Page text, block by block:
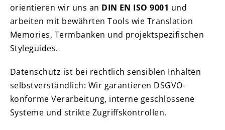
orientieren wir uns an DIN EN ISO 9001 und
arbeiten mit bewährten Tools wie Translation
Memories, Termbanken und projektspezifischen
Styleguides.
Datenschutz ist bei rechtlich sensiblen Inhalten
selbstverständlich: Wir garantieren DSGVO-
konforme Verarbeitung, interne geschlossene
Systeme und strikte Zugriffskontrollen.